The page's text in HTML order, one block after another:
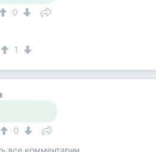
0
1
0
все комментарии